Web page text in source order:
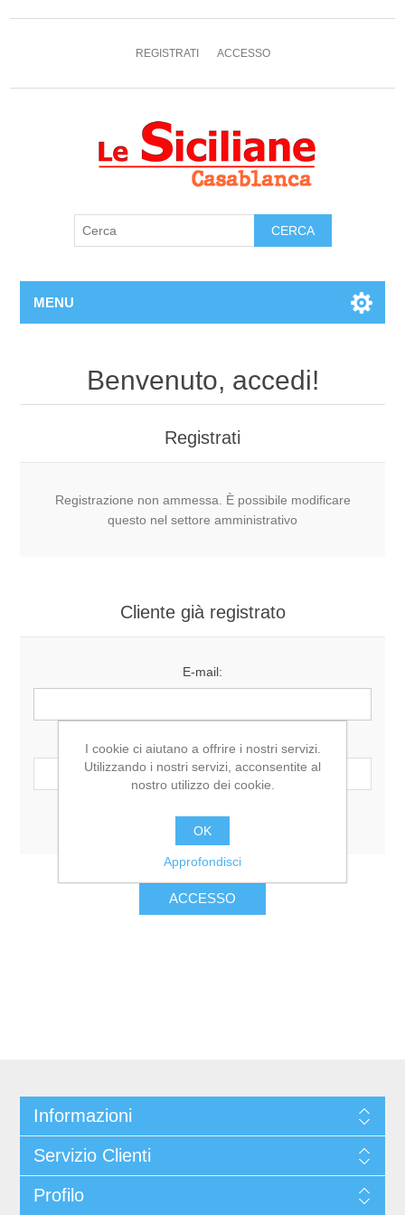
REGISTRATI ACCESSO
MENU
Benvenuto, accedi!
Registrati
Registrazione non ammessa. È possibile modificare
questo nel settore amministrativo
Cliente già registrato
E-mail:
Password:
Resta collegato Password dimenticata?
Informazioni
Servizio Clienti
Profilo
I cookie ci aiutano a offrire i nostri servizi.
Utilizzando i nostri servizi, acconsentite al
nostro utilizzo dei cookie.
OK
Approfondisci